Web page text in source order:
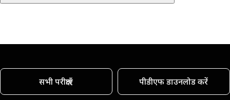
सभी परीक्षाएँ पीडीएफ डाउनलोड करें